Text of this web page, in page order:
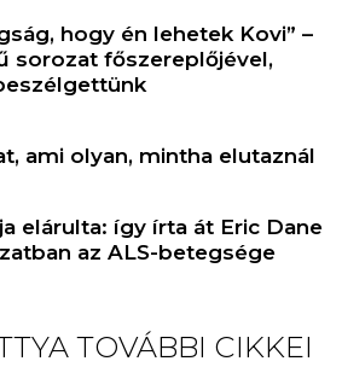
hogy én lehetek Kovi” –
sorozat főszereplőjével,
ami olyan, mintha elutaznál
elárulta: így írta át Eric Dane
az ALS-betegsége
TOVÁBBI CIKKEI